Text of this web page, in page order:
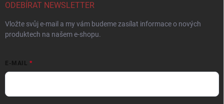
ODEBÍRAT NEWSLETTER
Vložte svůj e-mail a my vám budeme zasílat informace o nových
produktech na našem e-shopu.
E-MAIL